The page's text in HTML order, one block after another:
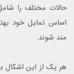
حالات مختلف را
اساس تمایل خود
مند شوند.
هر یک از این